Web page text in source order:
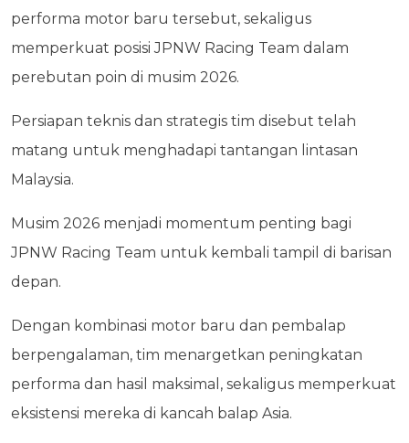
performa motor baru tersebut, sekaligus
memperkuat posisi JPNW Racing Team dalam
perebutan poin di musim 2026.
Persiapan teknis dan strategis tim disebut telah
matang untuk menghadapi tantangan lintasan
Malaysia.
Musim 2026 menjadi momentum penting bagi
JPNW Racing Team untuk kembali tampil di barisan
depan.
Dengan kombinasi motor baru dan pembalap
berpengalaman, tim menargetkan peningkatan
performa dan hasil maksimal, sekaligus memperkuat
eksistensi mereka di kancah balap Asia.